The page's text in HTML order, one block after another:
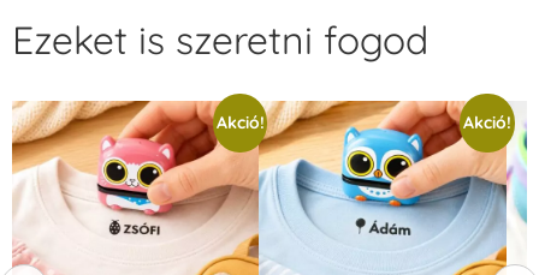
Ezeket is szeretni fogod
Akció! Akció!